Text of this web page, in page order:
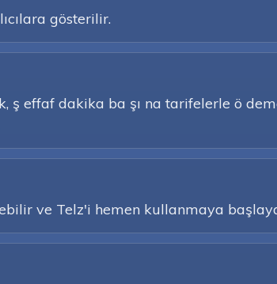
gösterilir.
effaf dakika ba şı na tarifelerle ö deme
ve Telz'i hemen kullanmaya